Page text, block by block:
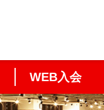
WEB入会